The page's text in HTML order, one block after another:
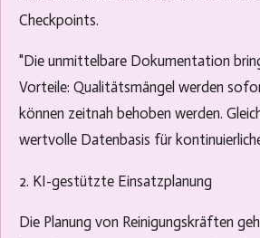
Checkpoints.
"Die unmittelbare Dokumentation
Vorteile: Qualitätsmängel werden
können zeitnah behoben werden.
wertvolle Datenbasis für
2. KI-gestützte Einsatzplanung
Die Planung von Reinigungskräften